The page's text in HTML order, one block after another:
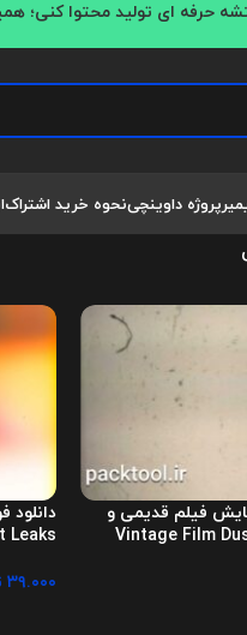
حرفه ای تولید محتوا کنی؛
پروژه داوینچینحوه خرید اشتراک
فیلم قدیمی و
Leaks
۳۹.۰۰۰